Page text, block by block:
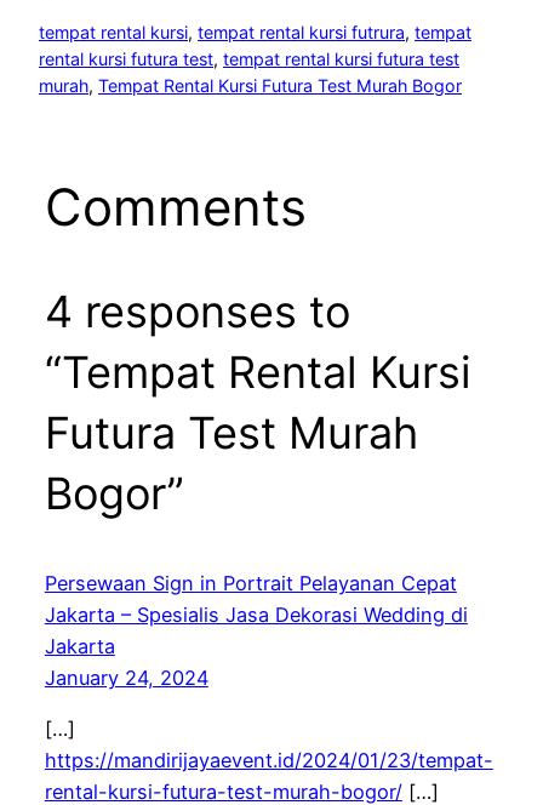
tempat rental kursi, tempat rental kursi futrura, tempat
rental kursi futura test, tempat rental kursi futura test
murah, Tempat Rental Kursi Futura Test Murah Bogor
Comments
4 responses to
“Tempat Rental Kursi
Futura Test Murah
Bogor”
Persewaan Sign in Portrait Pelayanan Cepat
Jakarta – Spesialis Jasa Dekorasi Wedding di
Jakarta
January 24, 2024
[…]
https://mandirijayaevent.id/2024/01/23/tempat-
rental-kursi-futura-test-murah-bogor/[…]